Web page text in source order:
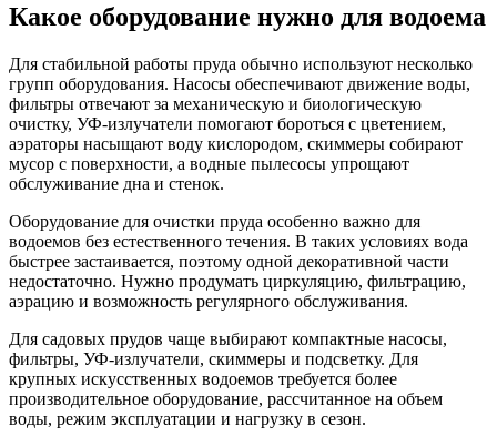
Какое оборудование нужно для водоема
Для стабильной работы пруда обычно используют несколько
групп оборудования. Насосы обеспечивают движение воды,
фильтры отвечают за механическую и биологическую
очистку, УФ-излучатели помогают бороться с цветением,
аэраторы насыщают воду кислородом, скиммеры собирают
мусор с поверхности, а водные пылесосы упрощают
обслуживание дна и стенок.
Оборудование для очистки пруда особенно важно для
водоемов без естественного течения. В таких условиях вода
быстрее застаивается, поэтому одной декоративной части
недостаточно. Нужно продумать циркуляцию, фильтрацию,
аэрацию и возможность регулярного обслуживания.
Для садовых прудов чаще выбирают компактные насосы,
фильтры, УФ-излучатели, скиммеры и подсветку. Для
крупных искусственных водоемов требуется более
производительное оборудование, рассчитанное на объем
воды, режим эксплуатации и нагрузку в сезон.